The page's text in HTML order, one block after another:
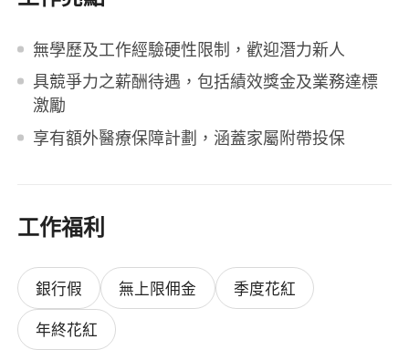
無學歷及工作經驗硬性限制，歡迎潛力新人
具競爭力之薪酬待遇，包括績效獎金及業務達標
激勵
享有額外醫療保障計劃，涵蓋家屬附帶投保
工作福利
銀行假 無上限佣金
季度花紅
年終花紅